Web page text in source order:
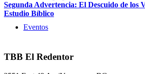
Eventos
Segunda Advertencia: El Descuido de los
Estudio Bíblico
TBB El Redentor